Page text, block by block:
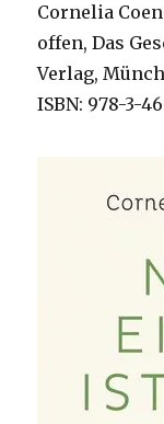
Cornelia
offen, Das
Verlag,
ISBN: 978-3-